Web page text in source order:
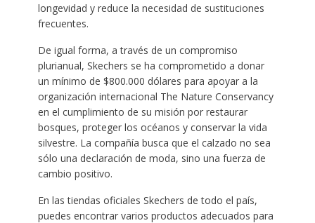
longevidad y reduce la necesidad de sustituciones
frecuentes.
De igual forma, a través de un compromiso
plurianual, Skechers se ha comprometido a donar
un mínimo de $800.000 dólares para apoyar a la
organización internacional The Nature Conservancy
en el cumplimiento de su misión por restaurar
bosques, proteger los océanos y conservar la vida
silvestre. La compañía busca que el calzado no sea
sólo una declaración de moda, sino una fuerza de
cambio positivo.
En las tiendas oficiales Skechers de todo el país,
puedes encontrar varios productos adecuados para